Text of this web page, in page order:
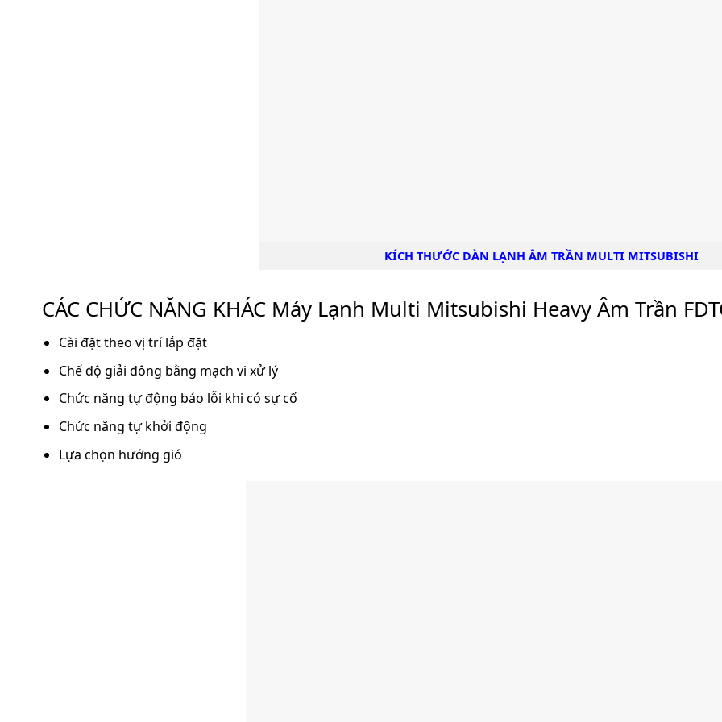
KÍCH THƯỚC DÀN LẠNH ÂM TRẦN MULTI MITSUBISHI
CÁC CHỨC NĂNG KHÁC Máy Lạnh Multi Mitsubishi Heavy Âm Trần
Cài đặt theo vị trí lắp đặt
Chế độ giải đông bằng mạch vi xử lý
Chức năng tự động báo lỗi khi có sự cố
Chức năng tự khởi động
Lựa chọn hướng gió